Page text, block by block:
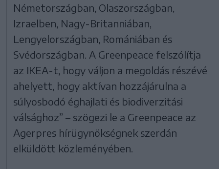
Németországban, Olaszországban,
Izraelben, Nagy-Britanniában,
Lengyelországban, Romániában és
Svédországban. A Greenpeace felszólítja
az IKEA-t, hogy váljon a megoldás részévé
ahelyett, hogy aktívan hozzájárulna a
súlyosbodó éghajlati és biodiverzitási
válsághoz” – szögezi le a Greenpeace az
Agerpres hírügynökségnek szerdán
elküldött közleményében.